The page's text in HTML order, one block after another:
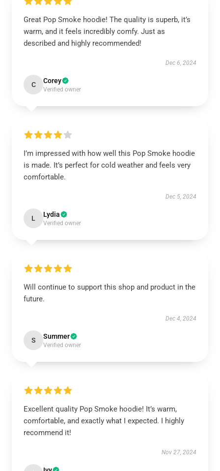
Great Pop Smoke hoodie! The quality is superb, it’s
warm, and it feels incredibly comfy. Just as
described and highly recommended!
Dec 6, 2024
C Corey
Verified owner
I’m impressed with how well this Pop Smoke hoodie
is made. It’s perfect for cold weather and feels very
comfortable.
Dec 5, 2024
L Lydia
Verified owner
Will continue to support this shop and product in the
future.
Dec 4, 2024
S Summer
Verified owner
Excellent quality Pop Smoke hoodie! It’s warm,
comfortable, and exactly what I expected. I highly
recommend it!
Nov 27, 2024